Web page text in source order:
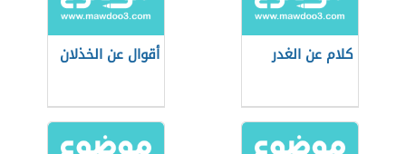
كلام عن الغدر أقوال عن الخذلان